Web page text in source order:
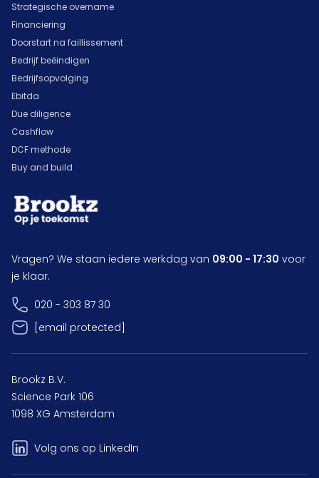
Strategische overname
Financiering
Doorstart na faillissement
Bedrijf beëindigen
Bedrijfsopvolging
Ebitda
Due diligence
Cashflow
DCF methode
Buy and build
Vragen? We staan iedere werkdag van 09:00 - 17:30 voor
je klaar.
020 - 303 87 30
[email protected]
Brookz B.V.
Science Park 106
1098 XG Amsterdam
Volg ons op LinkedIn